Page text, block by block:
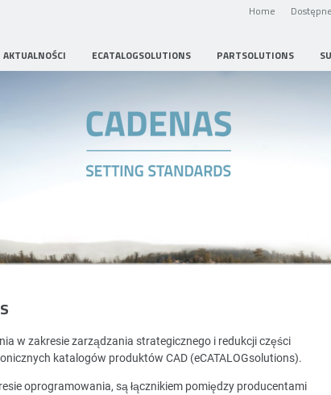
Home
AKTUALNOŚCI ECATALOGSOLUTIONS PARTSOLUTIONS
w zakresie zarządzania strategicznego i redukcji części
katalogów produktów CAD (eCATALOGsolutions).
oprogramowania, są łącznikiem pomiędzy producentami